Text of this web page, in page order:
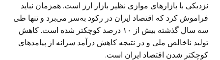
نزدیکی با بازارهای موازی نظیر بازار ارز است. همزمان نباید
فراموش کرد که اقتصاد ایران در رکود به‌سر می‌برد و تنها طی
سه سال گذشته بیش از ۱۰ درصد کوچکتر شده است. کاهش
تولید ناخالص ملی و در نتیجه کاهش درآمد سرانه از پیامدهای
کوچکتر شدن اقتصاد ایران است.